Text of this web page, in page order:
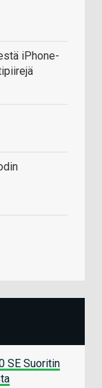
iPhone-
SE Suoritin